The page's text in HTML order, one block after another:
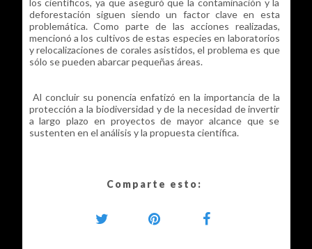
deforestación siguen siendo un factor clave en esta
problemática. Como parte de las acciones realizadas,
mencionó a los cultivos de estas especies en laboratorios
y relocalizaciones de corales asistidos, el problema es que
sólo se pueden abarcar pequeñas áreas.
Al concluir su ponencia enfatizó en la importancia de la
protección a la biodiversidad y de la necesidad de invertir
a largo plazo en proyectos de mayor alcance que se
sustenten en el análisis y la propuesta científica.
Comparte esto: